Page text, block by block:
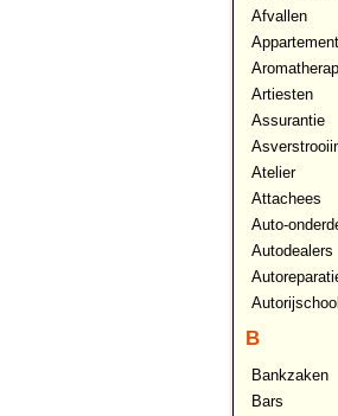
Afvallen
Artiesten
Assurantie
Atelier
Attachees
Auto-
Autodealers
Autorijschool
B
Bankzaken
Bars